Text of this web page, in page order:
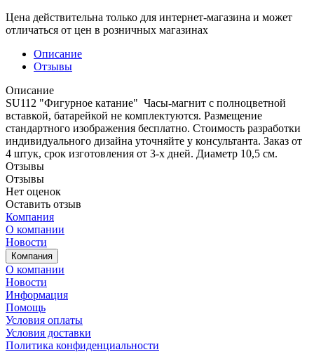
Цена действительна только для интернет-магазина и может
отличаться от цен в розничных магазинах
Описание
Отзывы
Описание
SU112 "Фигурное катание" Часы-магнит с полноцветной
вставкой, батарейкой не комплектуются. Размещение
стандартного изображения бесплатно. Стоимость разработки
индивидуального дизайна уточняйте у консультанта. Заказ от
4 штук, срок изготовления от 3-х дней. Диаметр 10,5 см.
Отзывы
Отзывы
Нет оценок
Оставить отзыв
Компания
О компании
Новости
Компания
О компании
Новости
Информация
Помощь
Условия оплаты
Условия доставки
Политика конфиденциальности